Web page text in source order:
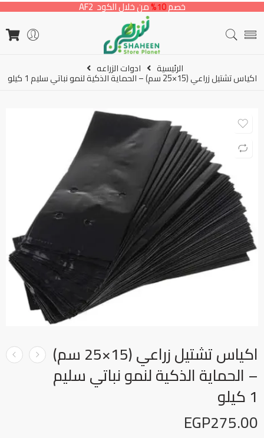
خصم10% من خلال الكود AF2
الرئيسية ادوات الزراعه
اكياس تشتيل زراعي (15×25 سم) – الحماية الذكية لنمو نباتي سليم 1 كيلو
اكياس تشتيل زراعي (15×25 سم)
– الحماية الذكية لنمو نباتي سليم
1 كيلو
EGP275.00